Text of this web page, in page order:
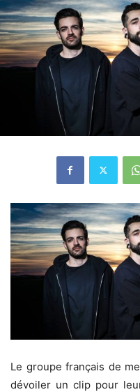
Le groupe français de
dévoiler un clip pour